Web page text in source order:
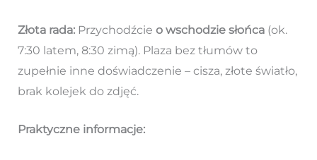
Złota rada:Przychodźcie o wschodzie słońca(ok.
7:30 latem, 8:30 zimą). Plaza bez tłumów to
zupełnie inne doświadczenie – cisza, złote światło,
brak kolejek do zdjęć.
Praktyczne informacje: